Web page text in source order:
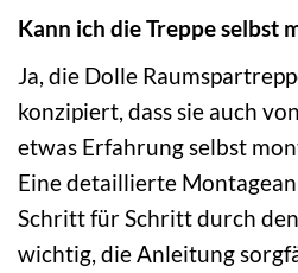
Kann ich die Treppe selbst
Ja, die Dolle
konzipiert, dass sie auch
etwas Erfahrung selbst
Eine detaillierte
Schritt für Schritt durch
wichtig, die Anleitung